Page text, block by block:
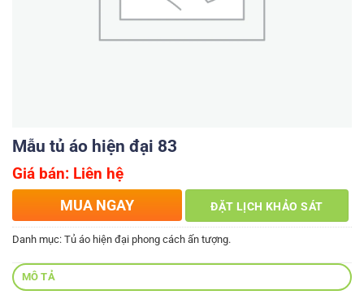
Mẫu tủ áo hiện đại 83
Giá bán: Liên hệ
MUA NGAY ĐẶT LỊCH KHẢO SÁT
Danh mục: Tủ áo hiện đại phong cách ấn tượng.
MÔ TẢ